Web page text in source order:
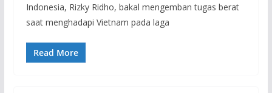
Indonesia, Rizky Ridho, bakal mengemban tugas berat
saat menghadapi Vietnam pada laga
Read More